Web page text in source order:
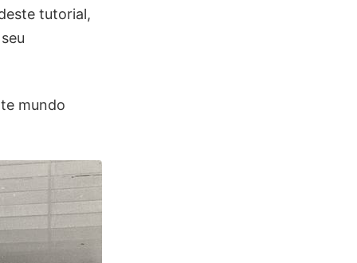
tutorial,
mundo